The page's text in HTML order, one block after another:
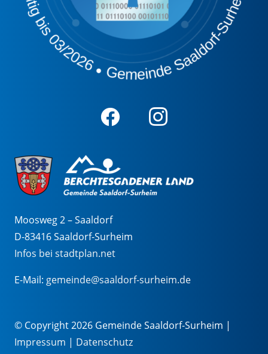
Moosweg 2 – Saaldorf
D-83416 Saaldorf-Surheim
Infos bei stadtplan.net
E-Mail: gemeinde@saaldorf-surheim.de
© Copyright 2026 Gemeinde Saaldorf-Surheim |
Impressum | Datenschutz